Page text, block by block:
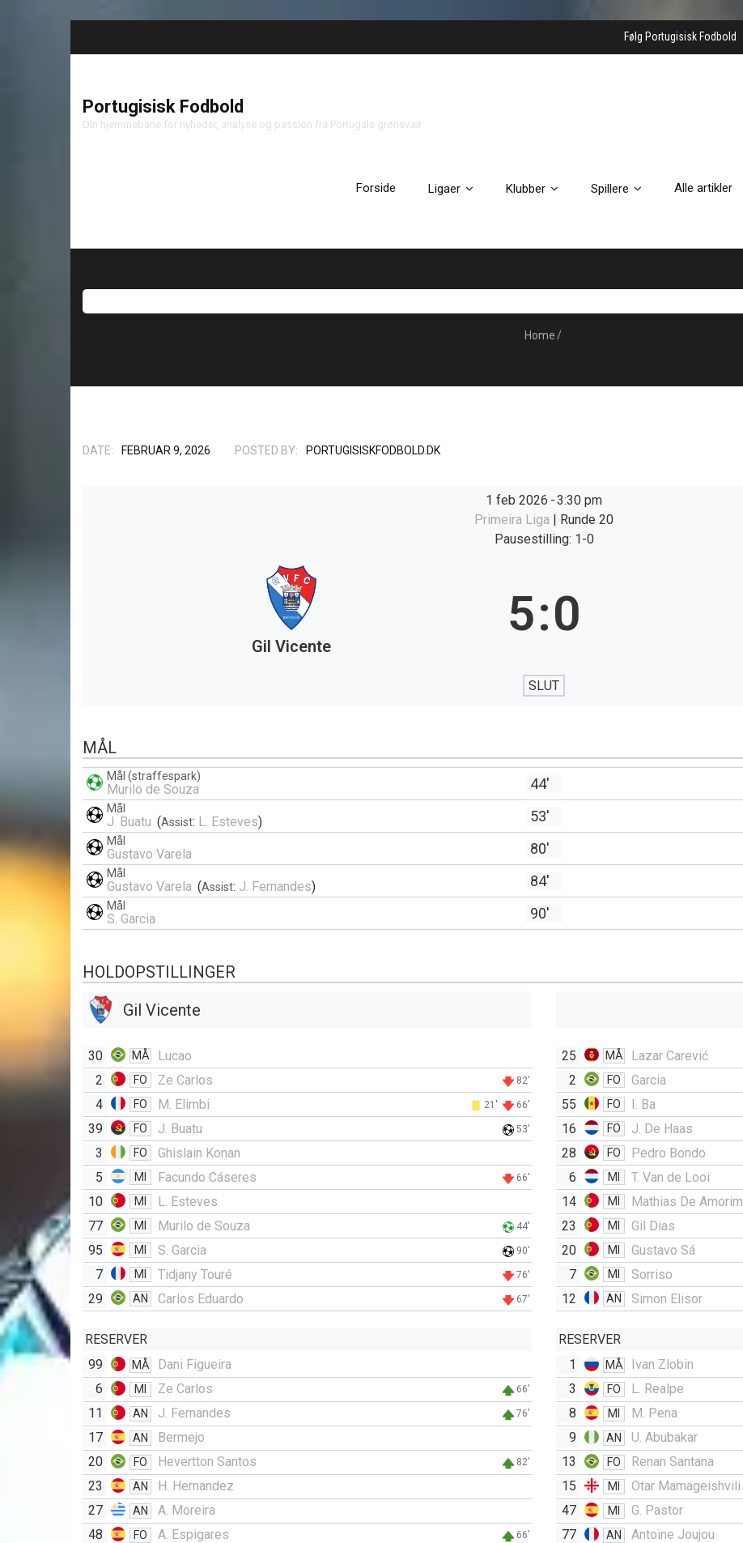
Følg Portugisisk Fodbold
Portugisisk Fodbold
Din hjemmebane for nyheder, analyse og passion fra Portugals grønsvær
Forside Ligaer Klubber Spillere Alle artikler
Home /
DATE: FEBRUAR 9, 2026 POSTED BY: PORTUGISISKFODBOLD.DK
1 feb 2026 -3:30 pm
Primeira Liga | Runde 20
Pausestilling: 1-0
Gil Vicente
5:0
SLUT
MÅL
Mål (straffespark)
Murilo de Souza 44'
Mål
J. Buatu (Assist: L. Esteves) 53'
Mål
Gustavo Varela 80'
Mål
Gustavo Varela (Assist: J. Fernandes) 84'
Mål
S. Garcia 90'
HOLDOPSTILLINGER
Gil Vicente
30 MÅ
Lucao
2
FO Ze Carlos 82'
4 FO M. Elimbi 21' 66'
39 FO J. Buatu 53'
3 FO
Ghislain Konan
5
MI Facundo Cáseres 66'
10 MI
L. Esteves
77
MI Murilo de Souza 44'
95 MI S. Garcia 90'
7 MI Tidjany Touré 76'
29 AN Carlos Eduardo 67'
RESERVER
99
MÅ
Dani Figueira
6
MI Ze Carlos 66'
11 AN J. Fernandes 76'
17 AN
Bermejo
20
FO Hevertton Santos 82'
23 AN
H. Hernandez
27
AN
A. Moreira
48
FO A. Espigares 66'
25 MÅ
Lazar Carević
2
FO
Garcia
55
FO
I. Ba
16
FO
J. De Haas
28
FO
Pedro Bondo
6
MI T. Van de Looi
14 MI Mathias De Amorim
23 MI Gil Dias
20 MI Gustavo Sá
7 MI Sorriso
12 AN Simon Elisor
RESERVER
1
MÅ
Ivan Zlobin
3
FO
L. Realpe
8
MI M. Pena
9 AN U. Abubakar
13 FO
Renan Santana
15
MI Otar Mamageishvili
47 MI
G. Pastor
77
AN Antoine Joujou